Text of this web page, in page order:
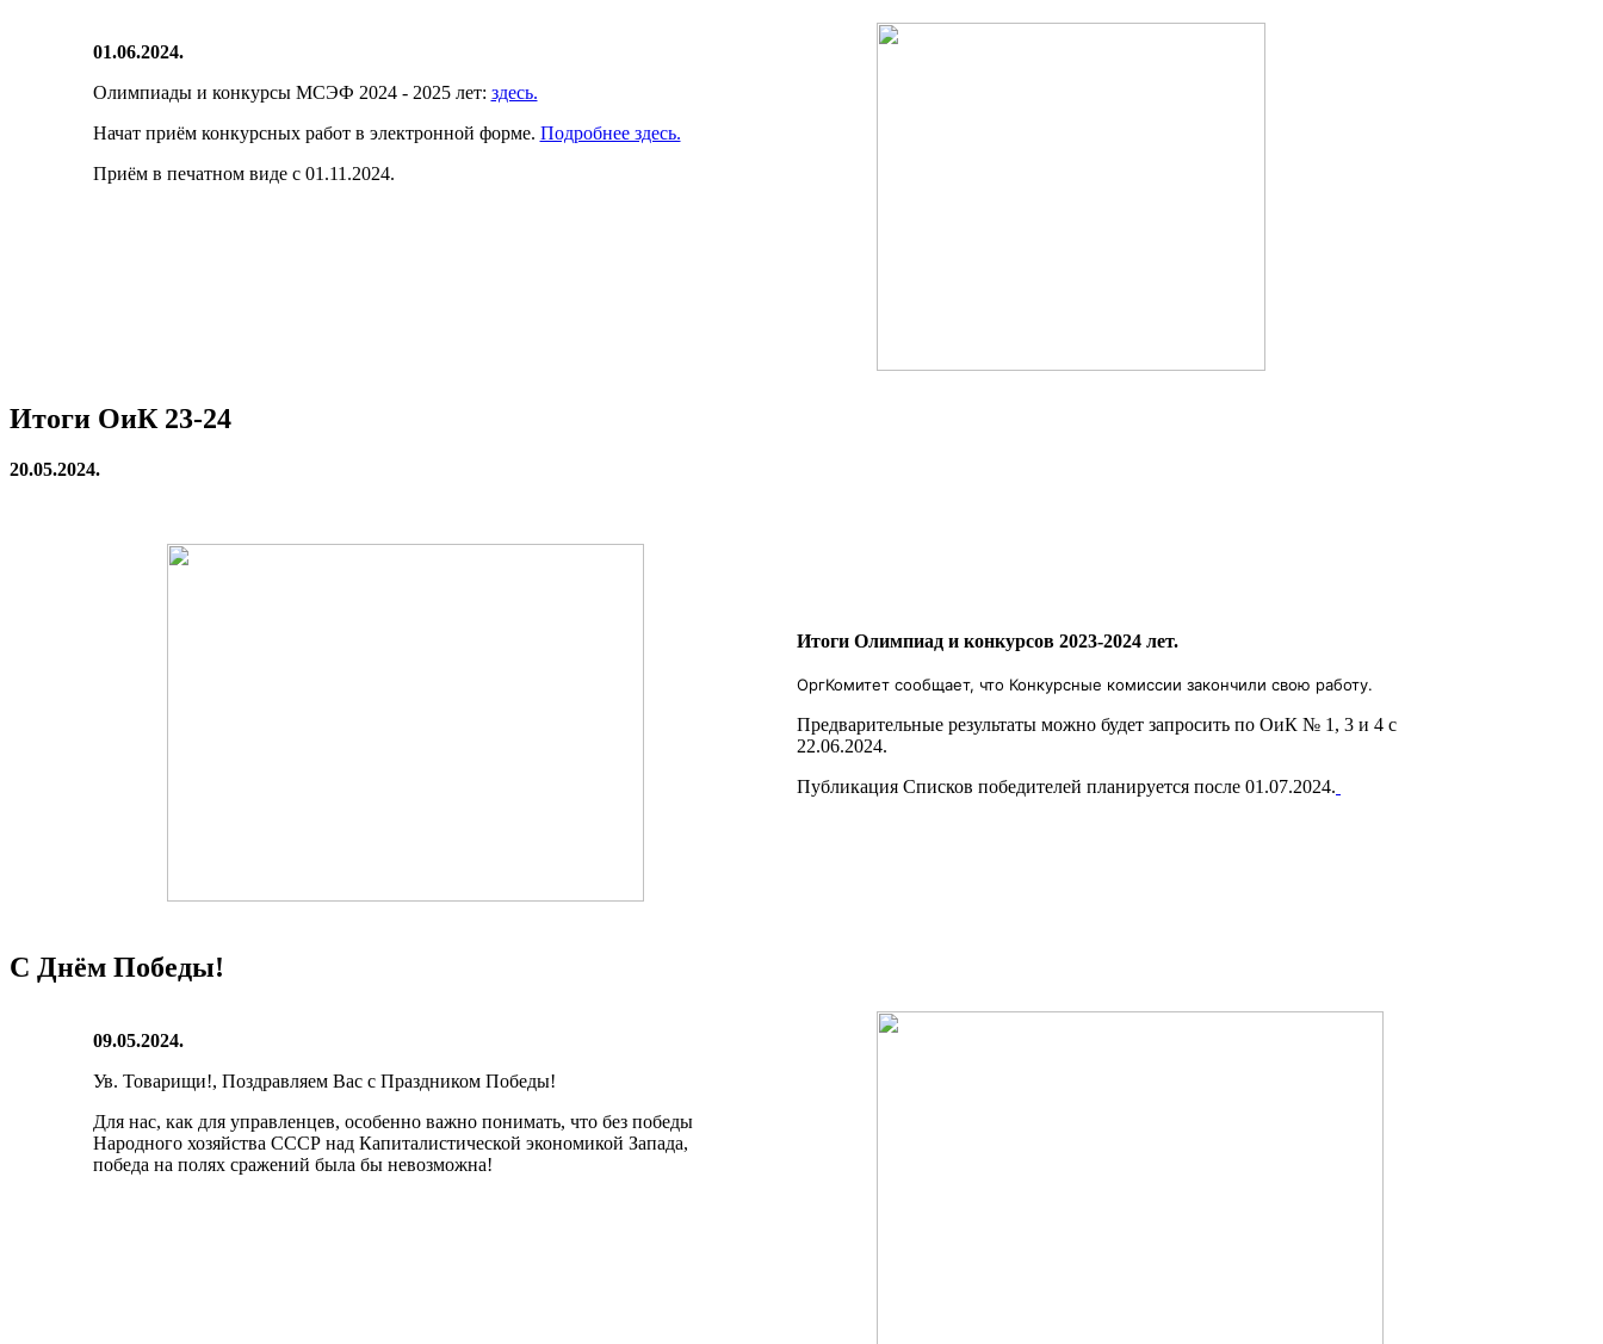
01.06.2024.
Олимпиады и конкурсы МСЭФ 2024 - 2025 лет: здесь.
Начат приём конкурсных работ в электронной форме. Подробнее здесь.
Приём в печатном виде с 01.11.2024.
Итоги ОиК 23-24
20.05.2024.
Итоги Олимпиад и конкурсов 2023-2024 лет.
ОргКомитет сообщает, что Конкурсные комиссии закончили свою работу.
Предварительные результаты можно будет запросить по ОиК № 1, 3 и 4 с
22.06.2024.
Публикация Списков победителей планируется после 01.07.2024.
С Днём Победы!
09.05.2024.
Ув. Товарищи!, Поздравляем Вас с Праздником Победы!
Для нас, как для управленцев, особенно важно понимать, что без победы
Народного хозяйства СССР над Капиталистической экономикой Запада,
победа на полях сражений была бы невозможна!